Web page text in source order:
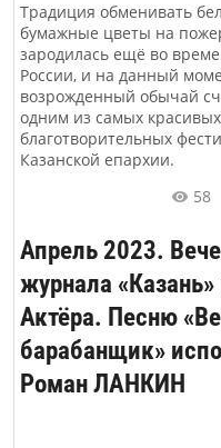
Традиция обменивать
бумажные цветы на
зародилась ещё во
России, и на данный
возрожденный обычай
одним из самых красивых
благотворительных
Казанской епархии.
58
Апрель 2023.
журнала
Актёра. Песню
барабанщик»
Роман ЛАНКИН